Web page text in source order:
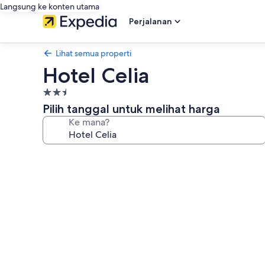
Langsung ke konten utama
Perjalanan
Lihat semua properti
Hotel Celia
Properti
bintang
2.5
Pilih tanggal untuk melihat harga
Ke mana?